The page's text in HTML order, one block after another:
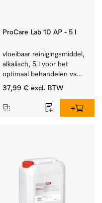
ProCare Lab 10 AP - 5 l
vloeibaar reinigingsmiddel,
alkalisch, 5 l voor het
optimaal behandelen van
laboratoriumhulpstukken.
37,99 € excl. BTW